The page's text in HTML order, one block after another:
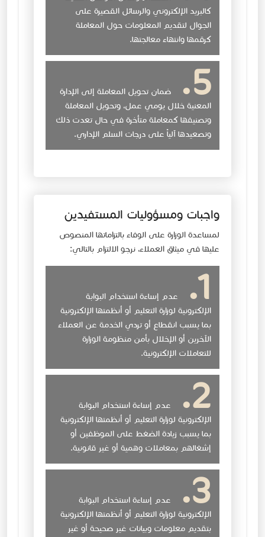
كالبريد الإلكتروني والرسائل القصيرة على
الجوال لتقديم المعلومات حول المعاملة
كرقمها وانتهاء معالجتها.
ضمان تحويل المعاملة إلى الإدارة
المعنية خلال يومي عمل، وتحويل المعاملة
وتصنيفها كمعاملة متأخرة في حال تعدت ذلك
وتصعيدها آلياً على درجات السلم الإداري.
واجبات ومسؤوليات المستفيدين
لمساعدة الوزارة على الوفاء بالتزاماتها المنصوص
عليها في ميثاق العملاء، نرجو الالتزام بالتالي:
عدم إساءة استخدام البوابة
الإلكترونية لوزارة التعليم أو أنظمتها الإلكترونية
بما يسبب انقطاع أو تردي الخدمة عن العملاء
الآخرين أو الإخلال بأمن منظومة الوزارة
للتعاملات الإلكترونية.
عدم إساءة استخدام البوابة
الإلكترونية لوزارة التعليم أو أنظمتها الإلكترونية
بما يسبب زيادة الضغط على الموظفين أو
إشغالهم بمعاملات وهمية أو غير قانونية.
عدم إساءة استخدام البوابة
الإلكترونية لوزارة التعليم أو أنظمتها الإلكترونية
بتقديم معلومات وبيانات غير صحيحة أو غير